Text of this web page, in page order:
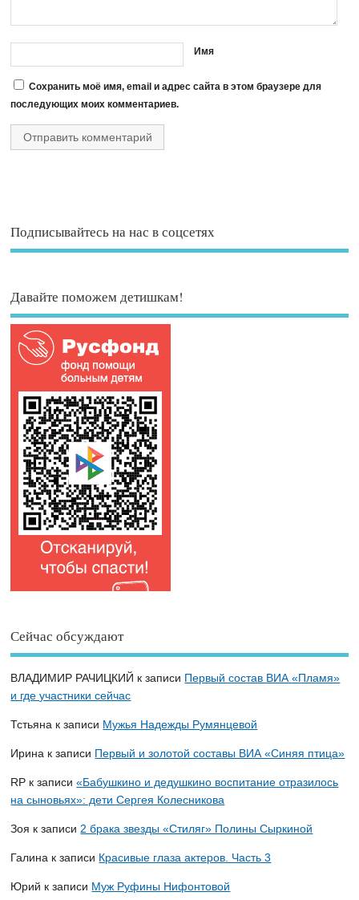
Имя
Сохранить моё имя, email и адрес сайта в этом браузере для
последующих моих комментариев.
Подписывайтесь на нас в соцсетях
Давайте поможем детишкам!
Сейчас обсуждают
ВЛАДИМИР РАЧИЦКИЙ к записи Первый состав ВИА «Пламя»
и где участники сейчас
Тстьяна к записи Мужья Надежды Румянцевой
Ирина к записи Первый и золотой составы ВИА «Синяя птица»
RP к записи«Бабушкино и дедушкино воспитание отразилось
на сыновьях»: дети Сергея Колесникова
Зоя к записи 2 брака звезды «Стиляг» Полины Сыркиной
Галина к записи Красивые глаза актеров. Часть 3
Юрий к записи Муж Руфины Нифонтовой